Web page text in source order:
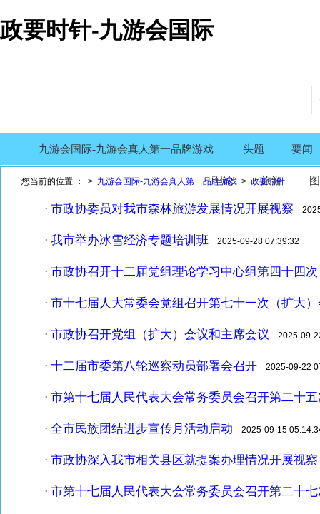
政要时针-九游会国际
九游会国际-九游会真人第一品牌游戏 头题 要闻
理论 旅游
您当前的位置 ： > 九游会国际-九游会真人第一品牌游戏> 政要时针
· 市政协委员对我市森林旅游发展情况开展视察
· 我市举办冰雪经济专题培训班 2025-09-28 07:39:32
· 市政协召开十二届党组理论学习中心组第四十四
· 市十七届人大常委会党组召开第七十一次（扩大
· 市政协召开党组（扩大）会议和主席会议 2025-09-
· 十二届市委第八轮巡察动员部署会召开 2025-09-22
· 市第十七届人民代表大会常务委员会召开第二十
· 全市民族团结进步宣传月活动启动 2025-09-15
· 市政协深入我市相关县区就提案办理情况开展视察
· 市第十七届人民代表大会常务委员会召开第二十